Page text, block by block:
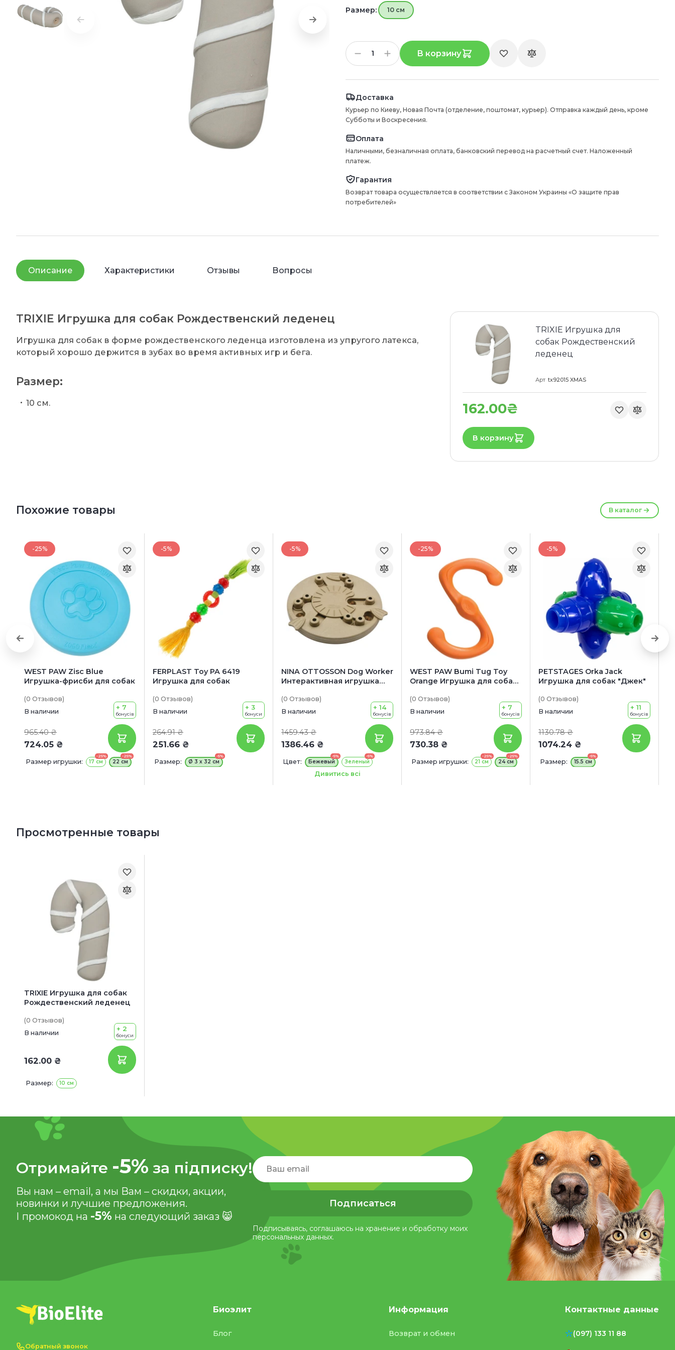
Размер: 10 см
В корзину
Доставка
Курьер по Киеву, Новая Почта (отделение, поштомат, курьер). Отправка каждый день, кроме
Субботы и Воскресения.
Оплата
Наличными, безналичная оплата, банковский перевод на расчетный счет. Наложенный
платеж.
Гарантия
Возврат товара осуществляется в соответствии с Законом Украины «О защите прав
потребителей»
Описание Характеристики Отзывы Вопросы
TRIXIE Игрушка для собак Рождественский леденец
Игрушка для собак в форме рождественского леденца изготовлена из упругого латекса,
который хорошо держится в зубах во время активных игр и бега.
Размер:
10 см.
TRIXIE Игрушка для
собак Рождественский
леденец
Арт tx92015 XMAS
162.00₴
В корзину
Похожие товары В каталог
-25%
WEST PAW Zisc Blue
Игрушка-фрисби для собак
(0 Отзывов)
В наличии
965.40 ₴
724.05 ₴
+ 7
бонусів
Размер игрушки:
-25%
17 см
-25%
22 см
-5%
FERPLAST Toy PA 6419
Игрушка для собак
(0 Отзывов)
В наличии
264.91 ₴
251.66 ₴
+ 3
бонуси
Размер:
-5%
Ø 3 х 32 см
-5%
NINA OTTOSSON Dog Worker
Интерактивная игрушка
(0 Отзывов)
В наличии
1459.43 ₴
1386.46 ₴
+ 14
бонусів
Цвет:
-5%
Бежевый
-5%
Зеленый
Размер игрушки: 34.5 x 5 см
Дивитись всі
-25%
WEST PAW Bumi Tug Toy
Orange Игрушка для собак
(0 Отзывов)
В наличии
973.84 ₴
730.38 ₴
+ 7
бонусів
Размер игрушки:
-25%
21 см
-25%
24 см
-5%
PETSTAGES Orka Jack
Игрушка для собак "Джек"
(0 Отзывов)
В наличии
1130.78 ₴
1074.24 ₴
+ 11
бонусів
Размер:
-5%
15.5 см
Просмотренные товары
TRIXIE Игрушка для собак
Рождественский леденец
(0 Отзывов)
В наличии
162.00 ₴
+ 2
бонуси
Размер: 10 см
Отримайте -5% за підписку!
Вы нам – email, а мы Вам – скидки, акции,
новинки и лучшие предложения.
І промокод на -5% на следующий заказ 😸
Подписаться
Подписываясь, соглашаюсь на хранение и обработку моих
персональных данных.
Обратный звонок
Биоэлит
Блог
Информация
Возврат и обмен
Контактные данные
(097) 133 11 88